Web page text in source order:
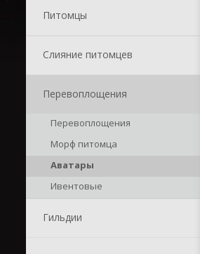
Питомцы
Слияние питомцев
Перевоплощения
Перевоплощения
Морф питомца
Аватары
Ивентовые
Гильдии